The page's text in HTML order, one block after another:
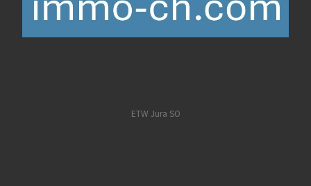
ETW Jura SO